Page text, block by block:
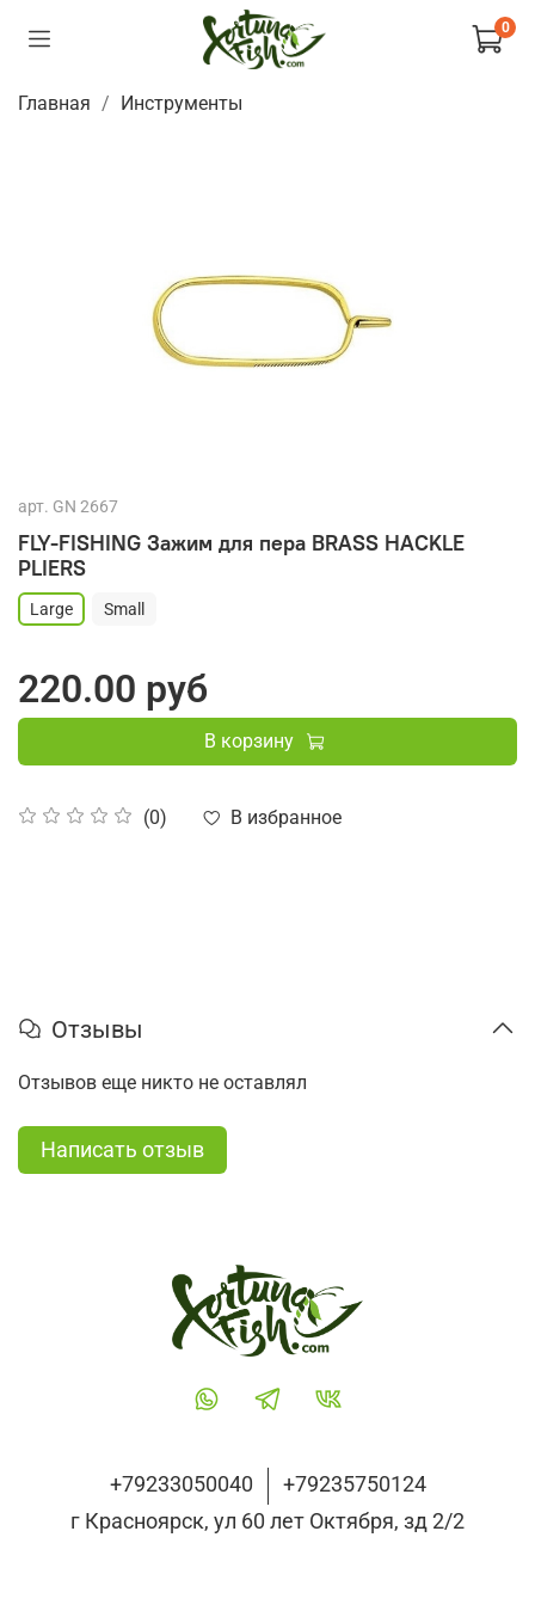
0
Главная Инструменты
арт. GN 2667
FLY-FISHING Зажим для пера BRASS HACKLE
PLIERS
(0) В избранное
Large Small
220.00 руб
В корзину
Отзывы
Отзывов еще никто не оставлял
Написать отзыв
+79233050040
+79235750124
г Красноярск, ул 60 лет Октября, зд 2/2